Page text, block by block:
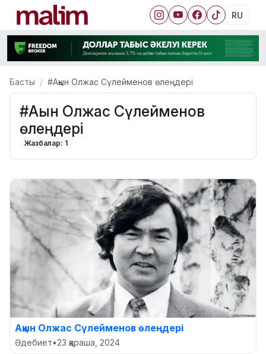
RU
Басты #Ақын Олжас Сүлейменов өлеңдері
#Ақын Олжас Сүлейменов
өлеңдері
Жазбалар: 1
Ақын Олжас Сүлейменов өлеңдері
Әдебиет•23 қараша, 2024